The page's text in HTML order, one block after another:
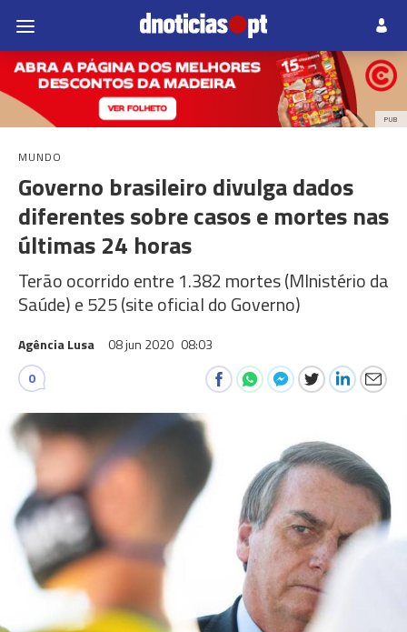
PUB
MUNDO
Governo brasileiro divulga dados
diferentes sobre casos e mortes nas
últimas 24 horas
Terão ocorrido entre 1.382 mortes (MInistério da
Saúde) e 525 (site oficial do Governo)
Agência Lusa 08 jun 2020 08:03
0